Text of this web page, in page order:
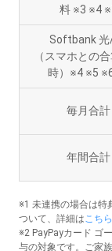
料 ※3 ※4
Softbank
（スマホとの
時）※4 ※5
毎月合計
年間合計
※1 未連携の場合は特
ついて、詳細は こちら
※2 PayPayカード ゴ
与の対象です。ご家